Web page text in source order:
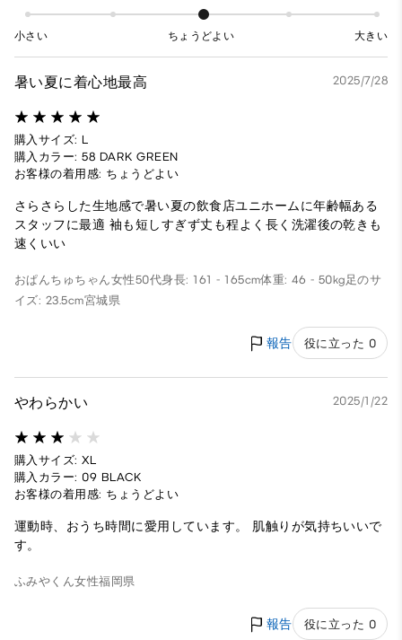
小さい ちょうどよい 大きい
暑い夏に着心地最高 2025/7/28
購入サイズ: L
購入カラー: 58 DARK GREEN
お客様の着用感: ちょうどよい
さらさらした生地感で暑い夏の飲食店ユニホームに年齢幅ある
スタッフに最適 袖も短しすぎず丈も程よく長く洗濯後の乾きも
速くいい
おぱんちゅちゃん女性50代身長: 161 - 165cm体重: 46 - 50kg足のサ
イズ: 23.5cm宮城県
報告 役に立った 0
やわらかい 2025/1/22
購入サイズ: XL
購入カラー: 09 BLACK
お客様の着用感: ちょうどよい
運動時、おうち時間に愛用しています。 肌触りが気持ちいいで
す。
ふみやくん女性福岡県
報告 役に立った 0